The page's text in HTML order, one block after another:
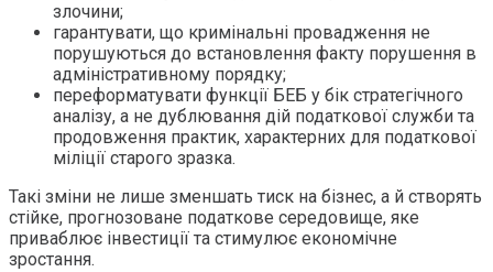
злочини;
гарантувати, що кримінальні провадження не
порушуються до встановлення факту порушення в
адміністративному порядку;
переформатувати функції БЕБ у бік стратегічного
аналізу, а не дублювання дій податкової служби та
продовження практик, характерних для податкової
міліції старого зразка.
Такі зміни не лише зменшать тиск на бізнес, а й створять
стійке, прогнозоване податкове середовище, яке
приваблює інвестиції та стимулює економічне
зростання.